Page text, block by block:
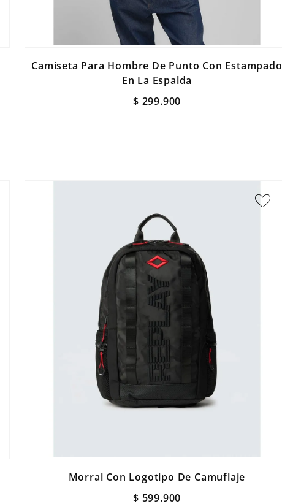
Camiseta Para Hombre De Punto Con Estampado
En La Espalda
$ 299.900
Morral Con Logotipo De Camuflaje
$ 599.900